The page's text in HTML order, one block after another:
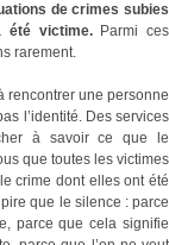
de crimes subies
été victime.Parmi ces
rarement.
rencontrer une personne
l’identité. Des services
à savoir ce que le
que toutes les victimes
crime dont elles ont été
que le silence : parce
parce que cela signifie